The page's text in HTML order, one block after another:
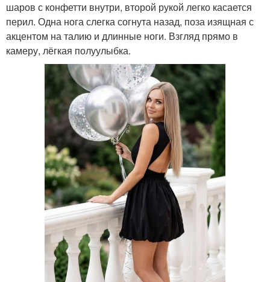
шаров с конфетти внутри, второй рукой легко касается
перил. Одна нога слегка согнута назад, поза изящная с
акцентом на талию и длинные ноги. Взгляд прямо в
камеру, лёгкая полуулыбка.